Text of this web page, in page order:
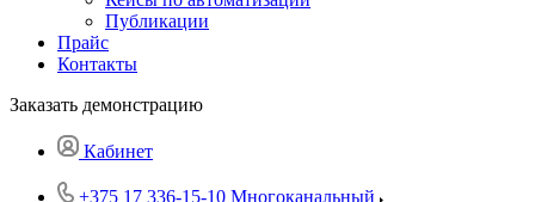
Публикации
Прайс
Контакты
Заказать демонстрацию
Кабинет
+375 17 336-15-10 Многоканальный